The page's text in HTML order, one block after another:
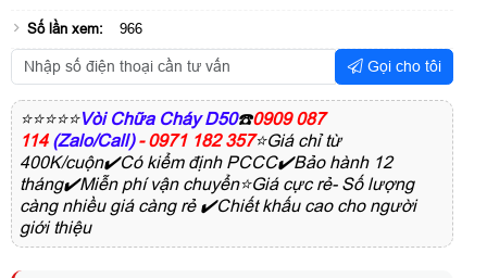
Số lần xem: 966
Gọi cho tôi
⭐⭐⭐⭐⭐Vòi Chữa Cháy D50☎️0909 087
114(Zalo/Call) - 0971 182 357⭐Giá chỉ từ
400K/cuộn✔️Có kiểm định PCCC✔️Bảo hành 12
tháng✔️Miễn phí vận chuyển⭐Giá cực rẻ- Số lượng
càng nhiều giá càng rẻ ✔️Chiết khấu cao cho người
giới thiệu